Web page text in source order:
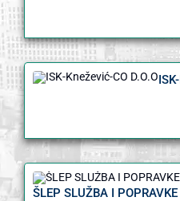
ŠLEP SLUŽBA I